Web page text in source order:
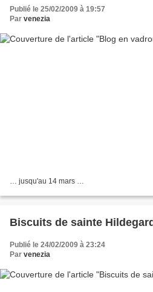
Publié le 25/02/2009 à 19:57
Par venezia
… jusqu'au 14 mars …
Biscuits de sainte
Publié le 24/02/2009 à 23:24
Par venezia